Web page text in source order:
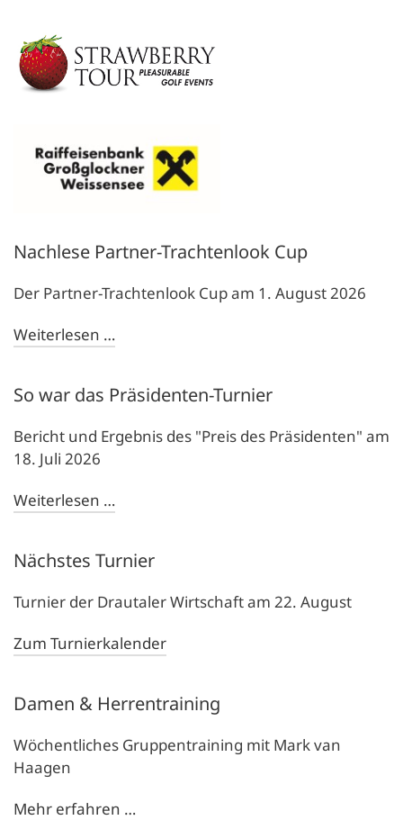
Nachlese Partner-Trachtenlook Cup
Der Partner-Trachtenlook Cup am 1. August 2026
Weiterlesen …
So war das Präsidenten-Turnier
Bericht und Ergebnis des "Preis des Präsidenten" am
18. Juli 2026
Weiterlesen …
Nächstes Turnier
Turnier der Drautaler Wirtschaft am 22. August
Zum Turnierkalender
Damen & Herrentraining
Wöchentliches Gruppentraining mit Mark van
Haagen
Mehr erfahren …